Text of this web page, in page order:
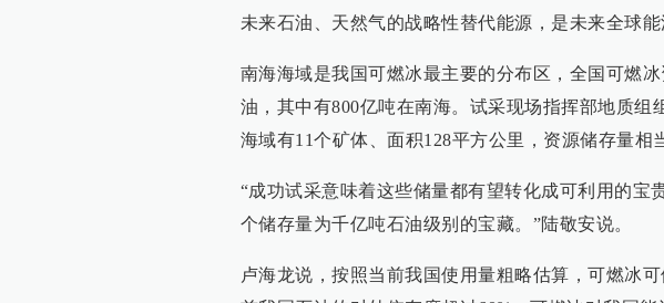
未来石油、天然气的战略性替代能源，是未来全球能
南海海域是我国可燃冰最主要的分布区，全国可燃
油，其中有800亿吨在南海。试采现场指挥部地质组
海域有11个矿体、面积128平方公里，资源储存量相
“成功试采意味着这些储量都有望转化成可利用的宝
个储存量为千亿吨石油级别的宝藏。”陆敬安说。
卢海龙说，按照当前我国使用量粗略估算，可燃冰